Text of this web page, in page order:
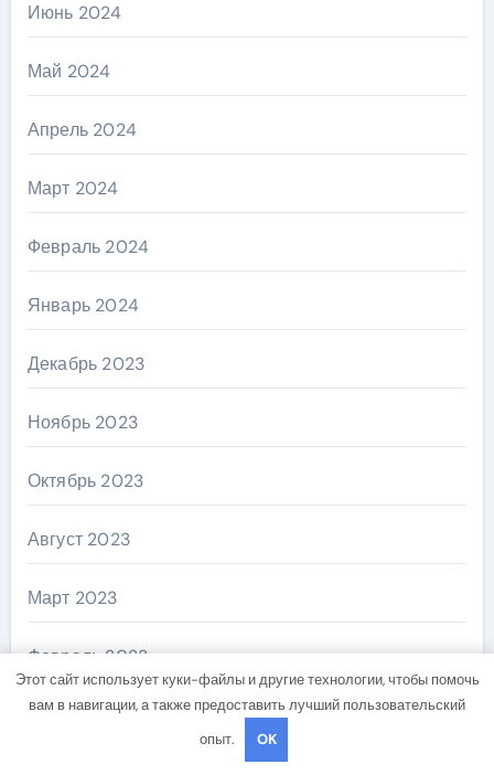
Июнь 2024
Май 2024
Апрель 2024
Март 2024
Февраль 2024
Январь 2024
Декабрь 2023
Ноябрь 2023
Октябрь 2023
Август 2023
Март 2023
Февраль 2023
Январь 2023
Этот сайт использует куки-файлы и другие технологии, чтобы помочь
вам в навигации, а также предоставить лучший пользовательский
опыт.
OK